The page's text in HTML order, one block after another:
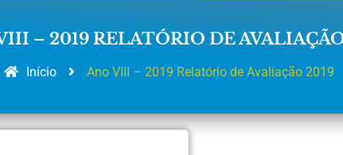
– 2019 RELATÓRIO DE
Início Ano VIII – 2019 Relatório de Avaliação 2019